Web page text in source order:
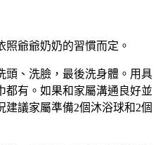
爺爺奶奶的習慣而定。
頭、洗臉，最後洗身體。用具
都有。如果和家屬溝通良好並
議家屬準備2個沐浴球和2個